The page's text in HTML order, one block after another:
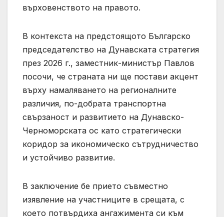
върховенството на правото.
В контекста на предстоящото Българско
председателство на Дунавската стратегия
през 2026 г., заместник-министър Павлов
посочи, че страната ни ще постави акцент
върху намаляването на регионалните
различия, по-добрата транспортна
свързаност и развитието на Дунавско-
Черноморската ос като стратегически
коридор за икономическо сътрудничество
и устойчиво развитие.
В заключение бе прието съвместно
изявление на участниците в срещата, с
което потвърдиха ангажимента си към